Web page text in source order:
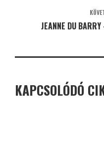
JEANNE DU
KAPCSOLÓDÓ